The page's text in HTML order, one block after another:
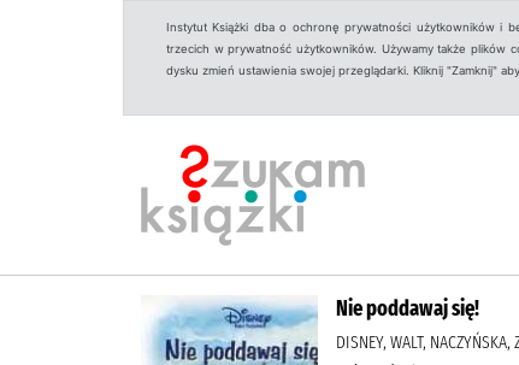
Instytut Książki dba o ochronę prywatności użytkowników i
trzecich w prywatność użytkowników. Używamy także plików
dysku zmień ustawienia swojej przeglądarki. Kliknij "Zamknij"
Nie poddawaj się!
DISNEY, WALT, NACZYŃSKA,